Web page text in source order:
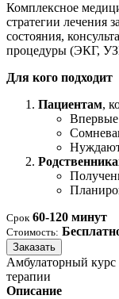
Комплексное
стратегии лечения
состояния,
процедуры (ЭКГ,
Для кого подходит
Пациентам,
Срок 60-120 минут
Стоимость:
Заказать
Амбулаторный курс
терапии
Описание